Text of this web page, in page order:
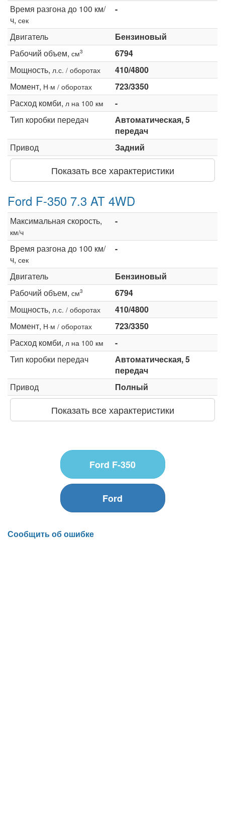
Время разгона до 100 км/
ч, сек
-
Двигатель
Бензиновый
Рабочий объем, см3
6794
Мощность, л.с. / оборотах
410/4800
Момент, Н·м / оборотах
723/3350
Расход комби, л на 100 км
-
Тип коробки передач
Автоматическая, 5
передач
Привод
Задний
Показать все характеристики
Ford F-350 7.3 AT 4WD
Максимальная скорость,
км/ч
-
Время разгона до 100 км/
ч, сек
-
Двигатель
Бензиновый
Рабочий объем, см3
6794
Мощность, л.с. / оборотах
410/4800
Момент, Н·м / оборотах
723/3350
Расход комби, л на 100 км
-
Тип коробки передач
Автоматическая, 5
передач
Привод
Полный
Показать все характеристики
Ford F-350
Ford
Сообщить об ошибке